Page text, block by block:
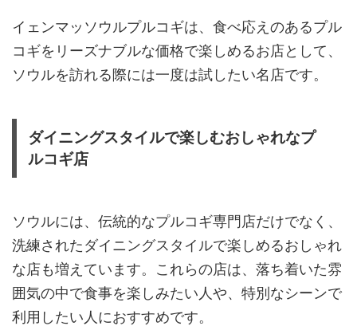
イェンマッソウルプルコギは、食べ応えのあるプル
コギをリーズナブルな価格で楽しめるお店として、
ソウルを訪れる際には一度は試したい名店です。
ダイニングスタイルで楽しむおしゃれなプ
ルコギ店
ソウルには、伝統的なプルコギ専門店だけでなく、
洗練されたダイニングスタイルで楽しめるおしゃれ
な店も増えています。これらの店は、落ち着いた雰
囲気の中で食事を楽しみたい人や、特別なシーンで
利用したい人におすすめです。